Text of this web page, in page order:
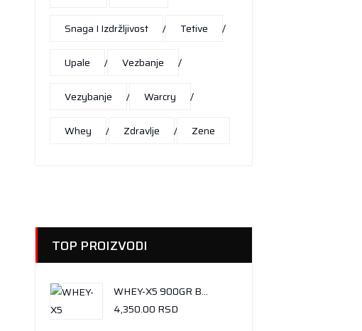
Snaga I Izdržljivost Tetive
Upale Vezbanje
Vezybanje Warcry
Whey Zdravlje Zene
TOP PROIZVODI
WHEY-X5 900GR BUENO CHOCOLATE
4,350.00 RSD